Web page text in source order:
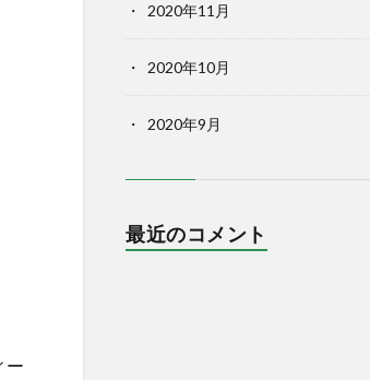
ー
2020年11月
2020年10月
2020年9月
最近のコメント